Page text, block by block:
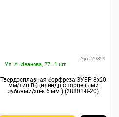
Ул. А. Иванова, 27 : 1 шт
Арт. 29399
Твердосплавная борфреза ЗУБР 8х20
мм/тив B (цилиндр с торцевыми
зубьями/хв-к 6 мм ) (28801-8-20)